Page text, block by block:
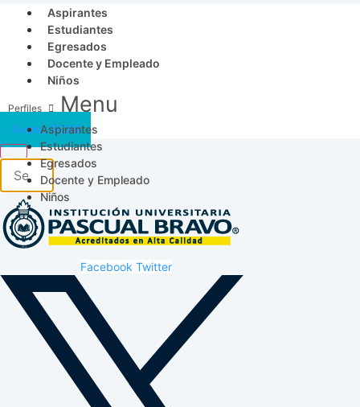
Aspirantes
Estudiantes
Egresados
Docente y Empleado
Niños
Menu
Aspirantes
Estudiantes
Egresados
Docente y Empleado
Niños
Acceso SICAU
Facebook Twitter